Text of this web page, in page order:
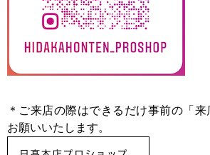
＊ご来店の際はできるだけ事前の「
お願いいたします。